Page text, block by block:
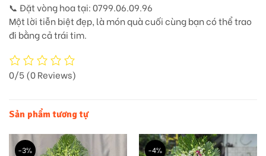
📞 Đặt vòng hoa tại: 0799.06.09.96
Một lời tiễn biệt đẹp, là món quà cuối cùng bạn có thể trao
đi bằng cả trái tim.
0/5(0 Reviews)
Sản phẩm tương tự
-3% -4%